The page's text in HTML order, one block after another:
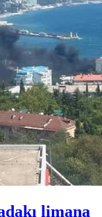
limana